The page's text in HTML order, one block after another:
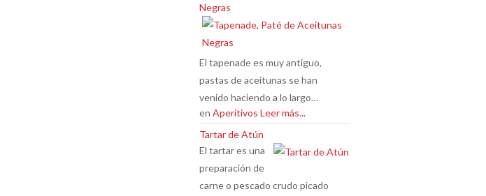
Negras
El tapenade es muy antiguo,
pastas de aceitunas se han
venido haciendo a lo largo…
enAperitivos Leer más...
Tartar de Atún
El tartar es una
preparación de
carne o pescado crudo picado